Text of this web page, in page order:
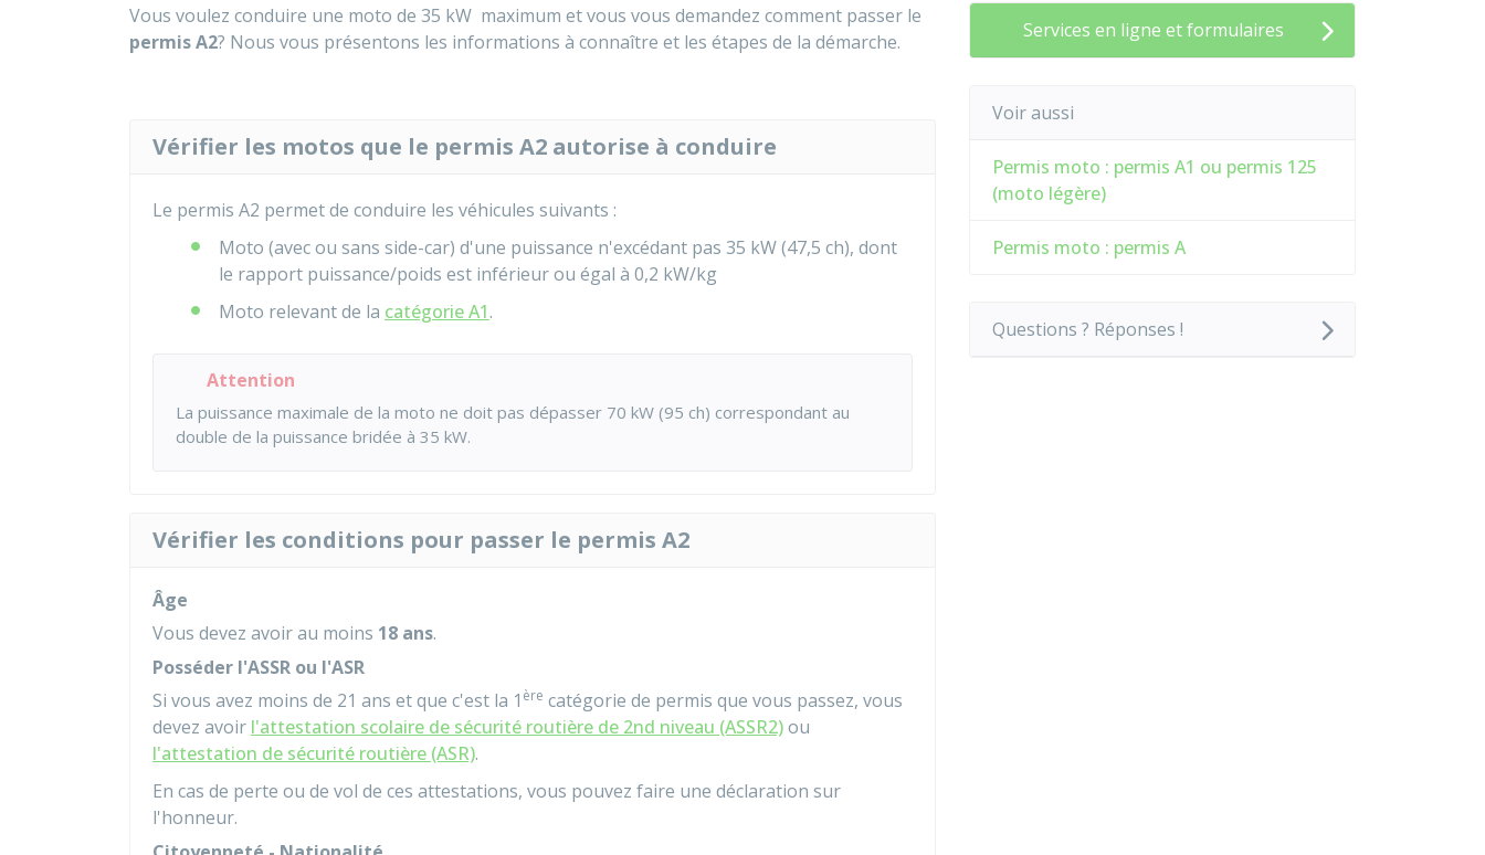
Vous voulez conduire une moto de 35 kW maximum et vous vous demandez comment passer le
permis A2? Nous vous présentons les informations à connaître et les étapes de la démarche.
Vérifier les motos que le permis A2 autorise à conduire
Le permis A2 permet de conduire les véhicules suivants :
Moto (avec ou sans side-car) d'une puissance n'excédant pas 35 kW(47,5 ch), dont
le rapport puissance/poids est inférieur ou égal à 0,2 kW/kg
Moto relevant de la catégorie A1.
Attention
La puissance maximale de la moto ne doit pas dépasser 70 kW (95 ch) correspondant au
double de la puissance bridée à 35 kW.
Vérifier les conditions pour passer le permis A2
Âge
Vous devez avoir au moins 18 ans.
Posséder l'ASSR ou l'ASR
Si vous avez moins de 21 ans et que c'est la 1 ère catégorie de permis que vous passez, vous
devez avoir l'attestation scolaire de sécurité routière de 2nd niveau (ASSR2)ou
l'attestation de sécurité routière (ASR).
En cas de perte ou de vol de ces attestations, vous pouvez faire une déclaration sur
l'honneur.
Services en ligne et formulaires
Voir aussi
Permis moto : permis A1 ou permis 125
(moto légère)
Permis moto : permis A
Questions ? Réponses !